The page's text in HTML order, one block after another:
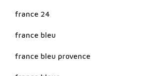
france 24
france bleu
france bleu provence